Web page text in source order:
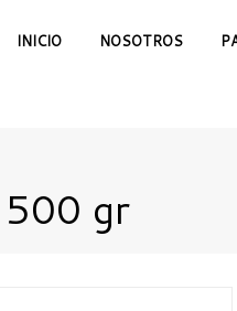
INICIO NOSOTROS
500 gr